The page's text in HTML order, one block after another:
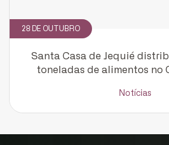
28 DE OUTUBRO
Santa Casa de Jequié
toneladas de alimentos no
Notícias